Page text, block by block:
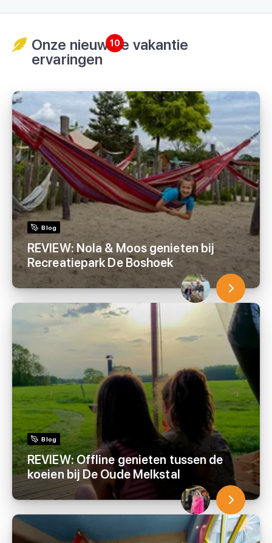
Onze nieuwste vakantie
ervaringen
10
Blog
REVIEW: Nola & Moos genieten bij
Recreatiepark De Boshoek
Blog
REVIEW: Offline genieten tussen de
koeien bij De Oude Melkstal